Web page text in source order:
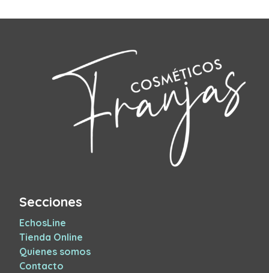
Secciones
EchosLine
Tienda Online
Quienes somos
Contacto